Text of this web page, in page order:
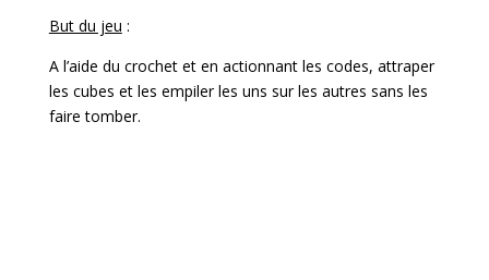
But du jeu :
A l’aide du crochet et en actionnant les codes, attraper
les cubes et les empiler les uns sur les autres sans les
faire tomber.